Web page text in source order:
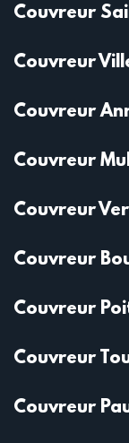
Couvreur
Couvreur
Couvreur
Couvreur
Couvreur
Couvreur
Couvreur
Couvreur
Couvreur